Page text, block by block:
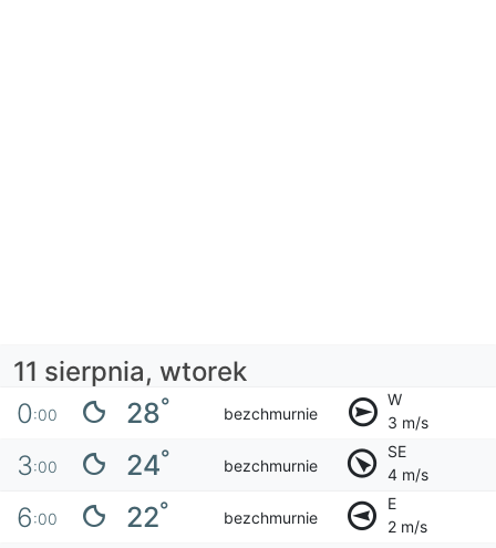
11 sierpnia, wtorek
0:00 28° bezchmurnie
W
3 m/s
3:00 24° bezchmurnie
SE
4 m/s
6:00 22° bezchmurnie
E
2 m/s